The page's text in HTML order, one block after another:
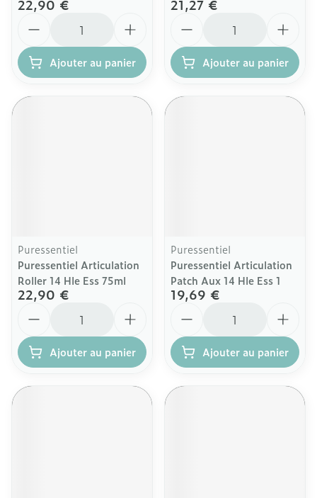
22,90 €
Ajouter au panier
21,27 €
Ajouter au panier
Puressentiel
Puressentiel Articulation
Roller 14 Hle Ess 75ml
22,90 €
Ajouter au panier
Puressentiel
Puressentiel Articulation
Patch Aux 14 Hle Ess 1
19,69 €
Ajouter au panier